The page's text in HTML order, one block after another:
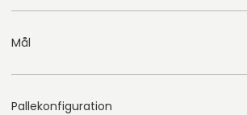
Mål
Pallekonfiguration